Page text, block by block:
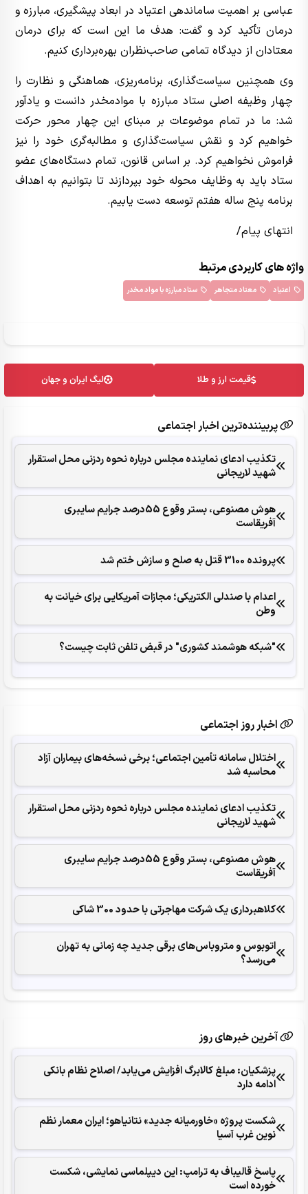
عباسی بر اهمیت ساماندهی اعتیاد در ابعاد پیشگیری، مبارزه و
درمان تأکید کرد و گفت: هدف ما این است که برای درمان
معتادان از دیدگاه تمامی صاحب‌نظران بهره‌برداری کنیم.
وی همچنین سیاست‌گذاری، برنامه‌ریزی، هماهنگی و نظارت را
چهار وظیفه اصلی ستاد مبارزه با موادمخدر دانست و یادآور
شد: ما در تمام موضوعات بر مبنای این چهار محور حرکت
خواهیم کرد و نقش سیاست‌گذاری و مطالبه‌گری خود را نیز
فراموش نخواهیم کرد. بر اساس قانون، تمام دستگاه‌های عضو
ستاد باید به وظایف محوله خود بپردازند تا بتوانیم به اهداف
برنامه پنج ساله هفتم توسعه دست یابیم.
انتهای پیام/
واژه های کاربردی مرتبط
اعتیاد معتاد متجاهر ستاد مبارزه با مواد مخدر
قیمت ارز و طلا لیگ ایران و جهان
پربیننده‌ترین اخبار اجتماعی
تکذیب ادعای نماینده مجلس درباره نحوه ردزنی محل استقرار
شهید لاریجانی
هوش مصنوعی، بستر وقوع 55درصد جرایم سایبری
آفریقاست
پرونده 3100 قتل به صلح و سازش ختم شد
اعدام با صندلی الکتریکی؛ مجازات آمریکایی برای خیانت به
وطن
"شبکه هوشمند کشوری" در قبض تلفن ثابت چیست؟
اخبار روز اجتماعی
اختلال سامانه تأمین اجتماعی؛ برخی نسخه‌های بیماران آزاد
محاسبه شد
تکذیب ادعای نماینده مجلس درباره نحوه ردزنی محل استقرار
شهید لاریجانی
هوش مصنوعی، بستر وقوع 55درصد جرایم سایبری
آفریقاست
کلاهبرداری یک شرکت مهاجرتی با حدود 300 شاکی
اتوبوس و متروباس‌های برقی جدید چه زمانی به تهران
می‌رسد؟
آخرین خبرهای روز
پزشکیان: مبلغ کالابرگ افزایش می‌یابد/ اصلاح نظام بانکی
ادامه دارد
شکست پروژه «خاورمیانه جدید» نتانیاهو؛ ایران معمار نظم
نوین غرب آسیا
پاسخ قالیباف به ترامپ: این دیپلماسی نمایشی، شکست
خورده است